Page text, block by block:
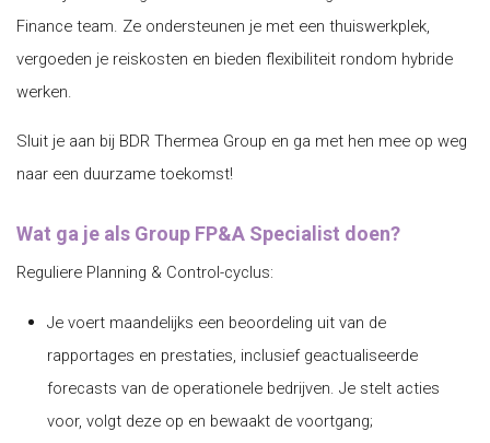
Finance team. Ze ondersteunen je met een thuiswerkplek,
vergoeden je reiskosten en bieden flexibiliteit rondom hybride
werken.
Sluit je aan bij BDR Thermea Group en ga met hen mee op weg
naar een duurzame toekomst!
Wat ga je als Group FP&A Specialist doen?
Reguliere Planning & Control-cyclus:
Je voert maandelijks een beoordeling uit van de
rapportages en prestaties, inclusief geactualiseerde
forecasts van de operationele bedrijven. Je stelt acties
voor, volgt deze op en bewaakt de voortgang;